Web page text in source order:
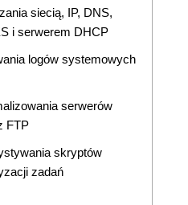
siecią, IP, DNS,
i serwerem DHCP
logów systemowych
serwerów
FTP
skryptów
zadań